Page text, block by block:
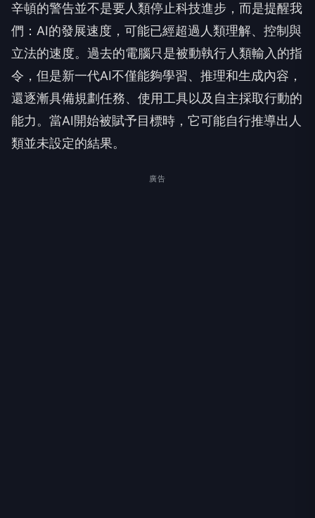
辛頓的警告並不是要人類停止科技進步，而是提醒我
們：AI的發展速度，可能已經超過人類理解、控制與
立法的速度。過去的電腦只是被動執行人類輸入的指
令，但是新一代AI不僅能夠學習、推理和生成內容，
還逐漸具備規劃任務、使用工具以及自主採取行動的
能力。當AI開始被賦予目標時，它可能自行推導出人
類並未設定的結果。
廣告